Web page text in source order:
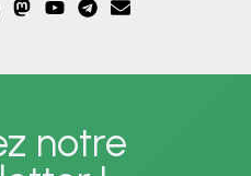
notre